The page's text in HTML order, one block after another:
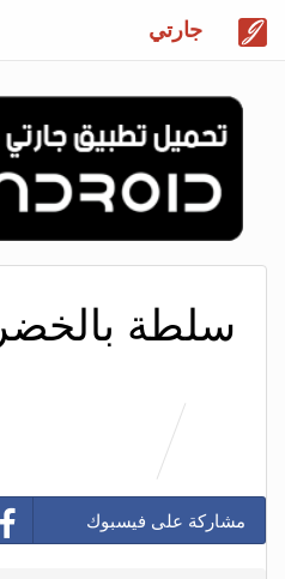
جارتي
سلطة بالخضر
مشاركة على فيسبوك